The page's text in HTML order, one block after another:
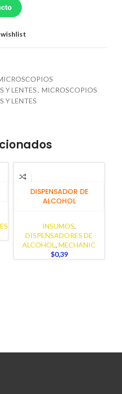
Y LENTES, MICROSCOPIOS
Y LENTES
AÑADIR AL CARRITO
DISPENSADOR DE
ALCOHOL
INSUMOS,
DISPENSADORES DE
ALCOHOL, MECHANIC
$0,39